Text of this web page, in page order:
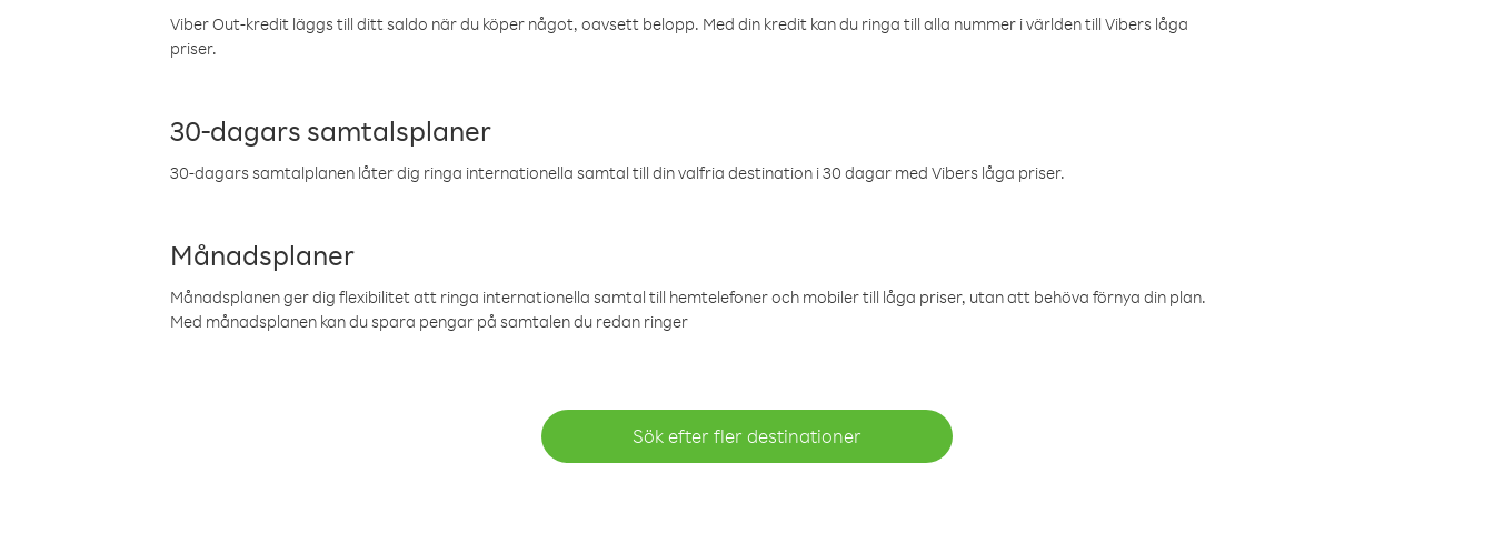
Viber Out-kredit läggs till ditt saldo när du köper något, oavsett belopp. Med din kredit kan du ringa till alla nummer i världen till Vibers låga
priser.
30-dagars samtalsplaner
30-dagars samtalplanen låter dig ringa internationella samtal till din valfria destination i 30 dagar med Vibers låga priser.
Månadsplaner
Månadsplanen ger dig flexibilitet att ringa internationella samtal till hemtelefoner och mobiler till låga priser, utan att behöva förnya din plan.
Med månadsplanen kan du spara pengar på samtalen du redan ringer
Sök efter fler destinationer